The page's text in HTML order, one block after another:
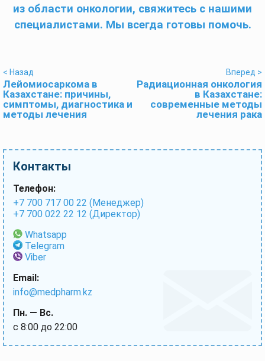
из области онкологии, свяжитесь с нашими
специалистами. Мы всегда готовы помочь.
< Назад
Лейомиосаркома в
Казахстане: причины,
симптомы, диагностика и
методы лечения
Вперед >
Радиационная онкология
в Казахстане:
современные методы
лечения рака
Контакты
Телефон:
+7 700 717 00 22 (Менеджер)
+7 700 022 22 12 (Директор)
Whatsapp
Telegram
Viber
Email:
info@medpharm.kz
Пн. — Вс.
с 8:00 до 22:00